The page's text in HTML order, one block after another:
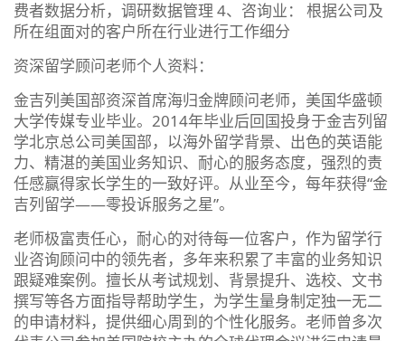
费者数据分析，调研数据管理 4、咨询业： 根据公司及
所在组面对的客户所在行业进行工作细分
资深留学顾问老师个人资料：
金吉列美国部资深首席海归金牌顾问老师，美国华盛顿
大学传媒专业毕业。2014年毕业后回国投身于金吉列留
学北京总公司美国部，以海外留学背景、出色的英语能
力、精湛的美国业务知识、耐心的服务态度，强烈的责
任感赢得家长学生的一致好评。从业至今，每年获得“金
吉列留学——零投诉服务之星”。
老师极富责任心，耐心的对待每一位客户，作为留学行
业咨询顾问中的领先者，多年来积累了丰富的业务知识
跟疑难案例。擅长从考试规划、背景提升、选校、文书
撰写等各方面指导帮助学生，为学生量身制定独一无二
的申请材料，提供细心周到的个性化服务。老师曾多次